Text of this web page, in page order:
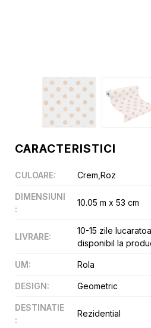
CARACTERISTICI
CULOARE: Crem,Roz
DIMENSIUNI
:
10.05 m x 53 cm
LIVRARE:
10-15 zile
disponibil la
UM: Rola
DESIGN: Geometric
DESTINATIE
:
Rezidential